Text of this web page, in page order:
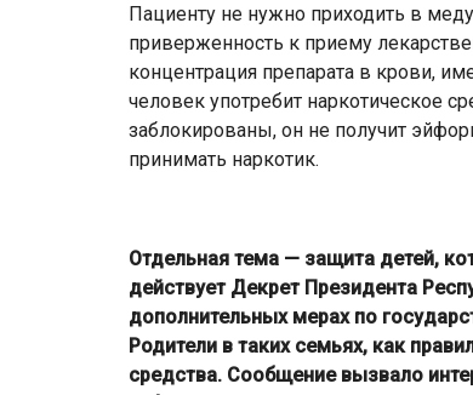
Пациенту не нужно приходить в
приверженность к приему
концентрация препарата в крови,
человек употребит наркотическое
заблокированы, он не получит
принимать наркотик.
Отдельная тема — защита детей,
действует Декрет Президента
дополнительных мерах по
Родители в таких семьях, как
средства. Сообщение вызвало